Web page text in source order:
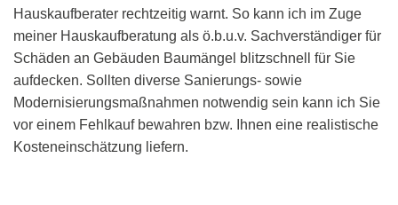
Hauskaufberater rechtzeitig warnt. So kann ich im Zuge
meiner Hauskaufberatung als ö.b.u.v. Sachverständiger für
Schäden an Gebäuden Baumängel blitzschnell für Sie
aufdecken. Sollten diverse Sanierungs- sowie
Modernisierungsmaßnahmen notwendig sein kann ich Sie
vor einem Fehlkauf bewahren bzw. Ihnen eine realistische
Kosteneinschätzung liefern.